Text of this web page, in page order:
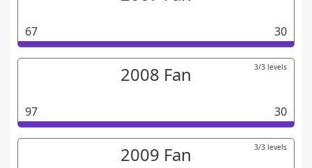
67 30
2008 Fan 3/3 levels
97 30
2009 Fan 3/3 levels